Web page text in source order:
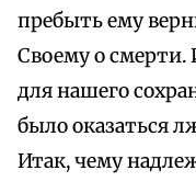
пребыть ему
Своему о
для нашего
было оказаться
Итак, чему